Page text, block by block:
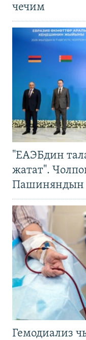
чечим
"ЕАЭБдин
жатат".
Пашиняндын
Гемодиализ